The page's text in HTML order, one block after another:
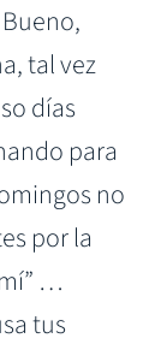
tal vez
días
para
no
por la
…
tus